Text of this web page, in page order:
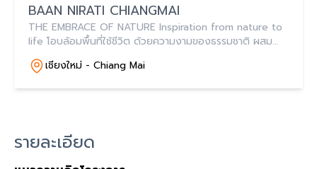
BAAN NIRATI CHIANGMAI
THE EMBRACE OF NATURE Inspiration from nature to
life โอบล้อมพื้นที่ใช้ชีวิต ด้วยความงามของธรรมชาติ ผสม
ผสานกับความงามของการใช้ชีวิต..
เชียงใหม่ - Chiang Mai
รายละเอียด